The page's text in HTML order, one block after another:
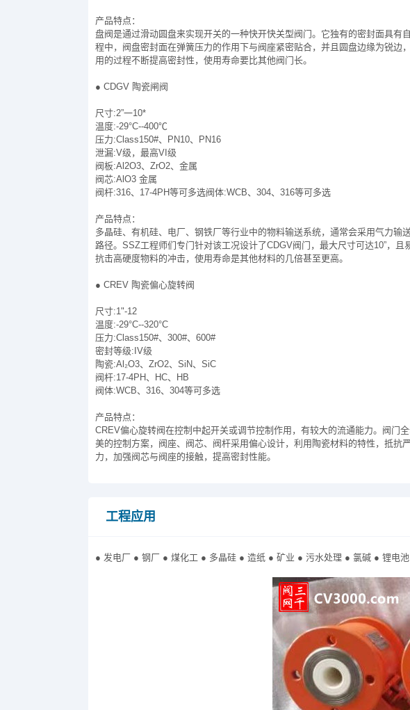
产品特点：
盘阀是通过滑动圆盘来实现开关的一种快开快关型阀门。它独有的密封面具
程中，阀盘密封面在弹簧压力的作用下与阀座紧密贴合，并且圆盘边缘为锐
用的过程不断提高密封性，使用寿命要比其他阀门长。
● CDGV 陶瓷闸阀
尺寸:2”一10*
温度:-29°C--400℃
压力:Class150#、PN10、PN16
泄漏:V级，最高VI级
阀板:Al2O3、ZrO2、金属
阀芯:AlO3 金属
阀杆:316、17-4PH等可多选阀体:WCB、304、316等可多选
产品特点：
多晶硅、有机硅、电厂、钢铁厂等行业中的物料输送系统，通常会采用气力
路径。SSZ工程师们专门针对该工况设计了CDGV阀门，最大尺寸可达10”，
抗击高硬度物料的冲击，使用寿命是其他材料的几倍甚至更高。
● CREV 陶瓷偏心旋转阀
尺寸:1"-12
温度:-29°C--320°C
压力:Class150#、300#、600#
密封等级:IV级
陶瓷:Al₂O3、ZrO2、SiN、SiC
阀杆:17-4PH、HC、HB
阀体:WCB、316、304等可多选
产品特点：
CREV偏心旋转阀在控制中起开关或调节控制作用，有较大的流通能力。阀门
美的控制方案，阀座、阀芯、阀杆采用偏心设计，利用陶瓷材料的特性，抵
力，加强阀芯与阀座的接触，提高密封性能。
工程应用
● 发电厂 ● 钢厂 ● 煤化工 ● 多晶硅 ● 造纸 ● 矿业 ● 污水处理 ● 氯碱 ● 锂电池